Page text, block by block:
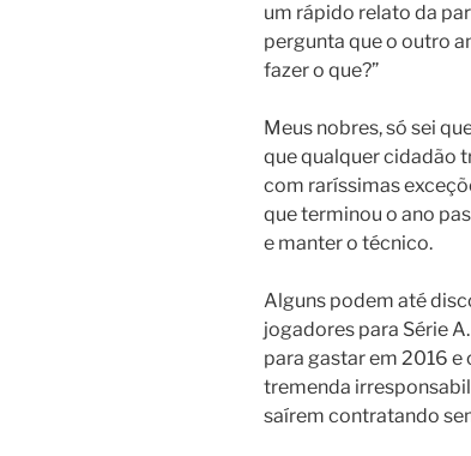
um rápido relato da
pergunta que o outro
fazer o que?”
Meus nobres, só sei
que qualquer cidadão
com raríssimas
que terminou o ano
e manter o técnico.
Alguns podem até
jogadores para Série
para gastar em 2016 e
tremenda
saírem contratando